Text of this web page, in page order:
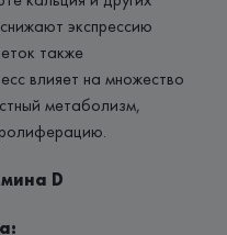
экспрессию
также
влияет на множество
метаболизм,
D